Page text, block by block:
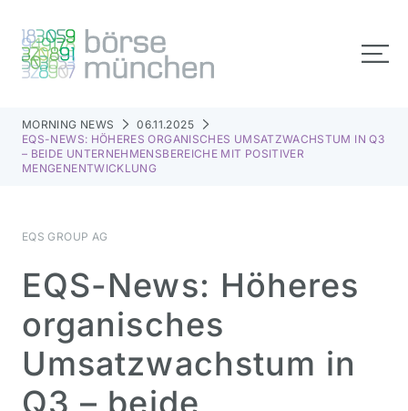
MORNING NEWS
06.11.2025
EQS-NEWS: HÖHERES ORGANISCHES UMSATZWACHSTUM IN Q3
– BEIDE UNTERNEHMENSBEREICHE MIT POSITIVER
MENGENENTWICKLUNG
EQS GROUP AG
EQS-News: Höheres
organisches
Umsatzwachstum in